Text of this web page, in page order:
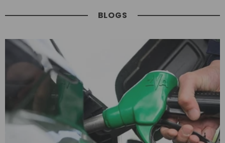
BLOGS